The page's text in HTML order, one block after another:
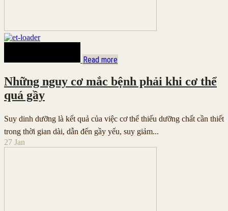
Read more
Những nguy cơ mắc bệnh phải khi cơ thể
quá gầy
Suy dinh dưỡng là kết quả của việc cơ thể thiếu dưỡng chất cần thiết
trong thời gian dài, dẫn đến gầy yếu, suy giảm...
27 Jan